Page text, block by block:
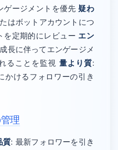
ゲージメントを優先 疑わ
はボットアカウントにつ
を定期的にレビュー エン
長に伴ってエンゲージメ
ることを監視 量より質:
かけるフォロワーの引き
理
質: 最新フォロワーを引き